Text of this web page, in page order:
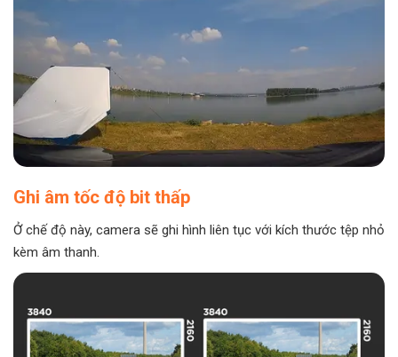
Ghi âm tốc độ bit thấp
Ở chế độ này, camera sẽ ghi hình liên tục với kích thước tệp nhỏ
kèm âm thanh.